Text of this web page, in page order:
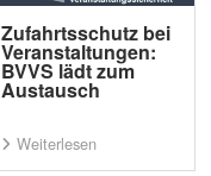
Zufahrtsschutz bei
Veranstaltungen:
BVVS lädt zum
Austausch
Weiterlesen